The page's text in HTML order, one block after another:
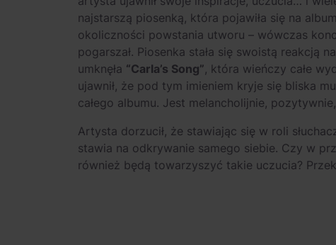
najstarszą piosenką, która pojawiła się na
okoliczności powstania utworu – wówczas
pogarszał. Piosenka stała się swoistą reakcją
umknęła “Carla’s Song”, która wieńczy całe
ujawnił, że pod tym imieniem kryje się bliska
całego albumu. Jest melancholijnie,
Artysta dorzucił, że stawiając się w roli
stawia na odkrywanie samego siebie. Czy w
również będą towarzyszyć takie uczucia?